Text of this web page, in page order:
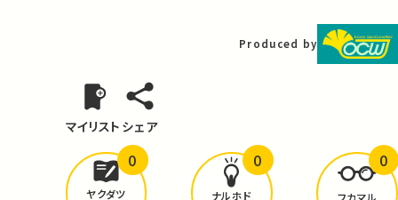
Produced by
マイリスト シェア
どんな学びがありましたか？
ヤクダツ
0
ナルホド
0
フカマル
0